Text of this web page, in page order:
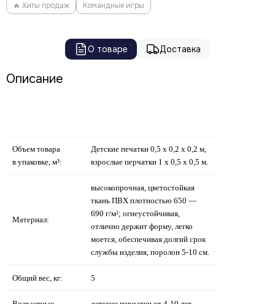
🔥 Хиты продаж Командные игры
О товаре Доставка
Описание
Объем товара
в упаковке, м³:
Детские печатки 0,5 х 0,2 х 0,2 м,
взрослые перчатки 1 х 0,5 х 0,5 м.
Материал:
высокопрочная, цветостойкая
ткань ПВХ плотностью 650 —
690 г/м²; огнеустойчивая,
отлично держит форму, легко
моется, обеспечивая долгий срок
службы изделия, поролон 5-10 см.
Общий вес, кг: 5